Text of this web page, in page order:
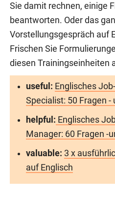
Sie damit rechnen, einige
beantworten. Oder das
Vorstellungsgespräch auf
Frischen Sie
diesen Trainingseinheiten
useful: Englisches
Specialist: 50 Fragen
helpful: Englisches
Manager: 60 Fragen -
valuable: 3 x
auf Englisch